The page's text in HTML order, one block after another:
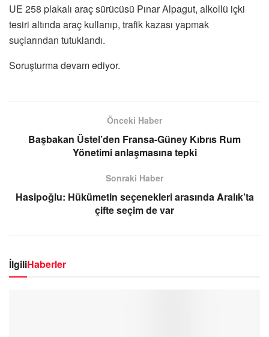
UE 258 plakalı araç sürücüsü Pınar Alpagut, alkollü içki
tesiri altında araç kullanıp, trafik kazası yapmak
suçlarından tutuklandı.
Soruşturma devam ediyor.
Önceki Haber
Başbakan Üstel’den Fransa-Güney Kıbrıs Rum
Yönetimi anlaşmasına tepki
Sonraki Haber
Hasipoğlu: Hükümetin seçenekleri arasında Aralık’ta
çifte seçim de var
İlgiliHaberler